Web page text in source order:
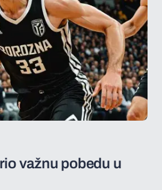
važnu pobedu u